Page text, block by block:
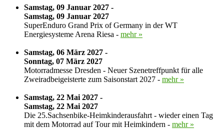
Samstag, 09 Januar 2027 -
Samstag, 09 Januar 2027
SuperEnduro Grand Prix of Germany in der WT
Energiesysteme Arena Riesa - mehr »
Samstag, 06 März 2027 -
Sonntag, 07 März 2027
Motorradmesse Dresden - Neuer Szenetreffpunkt für alle
Zweiradbeigeisterte zum Saisonstart 2027 - mehr »
Samstag, 22 Mai 2027 -
Samstag, 22 Mai 2027
Die 25.Sachsenbike-Heimkinderausfahrt - wieder einen Tag
mit dem Motorrad auf Tour mit Heimkindern - mehr »